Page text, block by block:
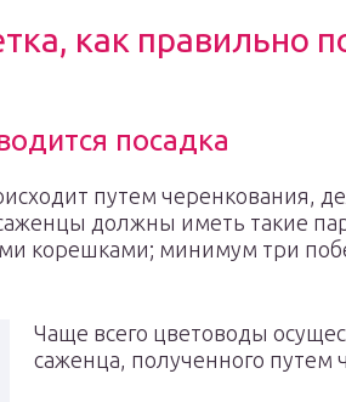
как правильно
посадка
путем черенкования,
должны иметь такие
корешками; минимум три
Чаще всего цветоводы
саженца, полученного путем